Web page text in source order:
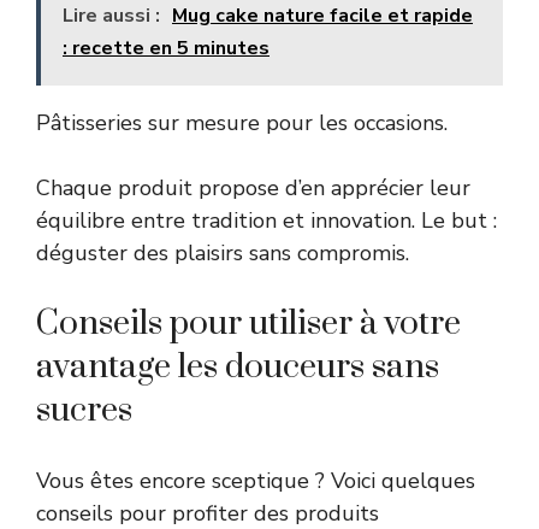
Lire aussi : Mug cake nature facile et rapide
: recette en 5 minutes
Pâtisseries sur mesure pour les occasions.
Chaque produit propose d’en apprécier leur
équilibre entre tradition et innovation. Le but :
déguster des plaisirs sans compromis.
Conseils pour utiliser à votre
avantage les douceurs sans
sucres
Vous êtes encore sceptique ? Voici quelques
conseils pour profiter des produits